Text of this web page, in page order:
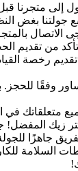
جولتنا بغض
الاتصال
من تقديم
وفقًا للحجز.
زيك المفضل!
جاهزًا
السلامة